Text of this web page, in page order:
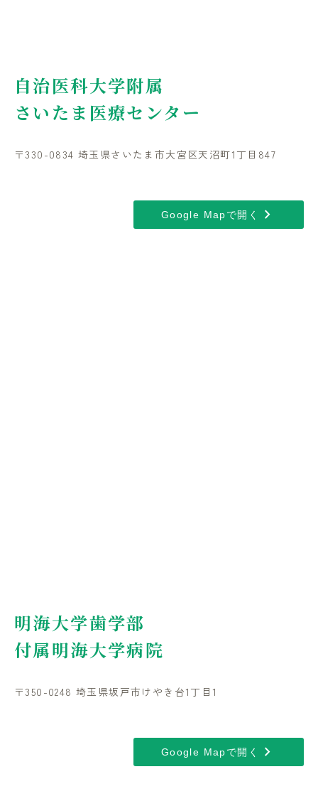
自治医科大学附属
さいたま医療センター
〒330-0834 埼玉県さいたま市大宮区天沼町1丁目847
Google Mapで開く chevron_right
明海大学歯学部
付属明海大学病院
〒350-0248 埼玉県坂戸市けやき台1丁目1
Google Mapで開く chevron_right